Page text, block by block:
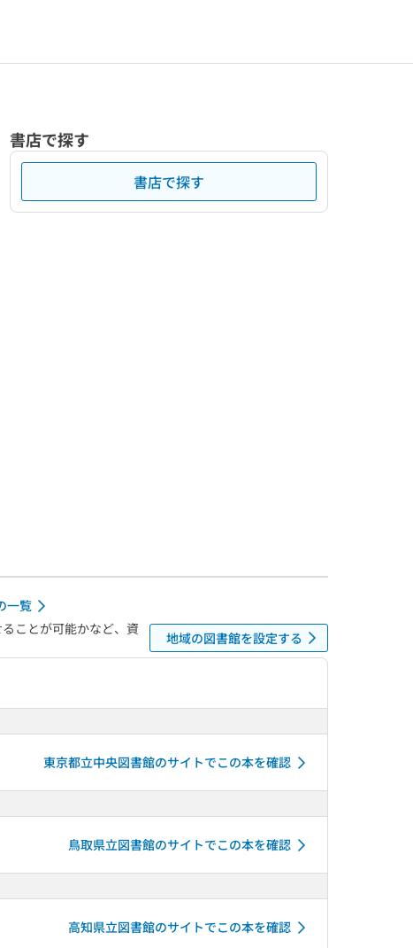
書店で探す
書店で探す
一覧
ことが可能かなど、資
地域の図書館を設定する
東京都立中央図書館のサイトでこの本を確認
鳥取県立図書館のサイトでこの本を確認
高知県立図書館のサイトでこの本を確認